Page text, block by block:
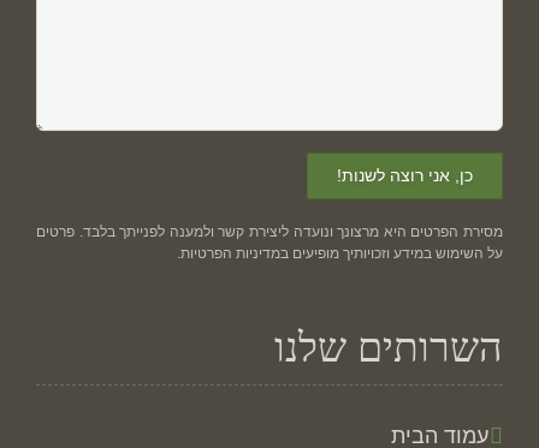
מסירת הפרטים היא מרצונך ונועדה ליצירת קשר ולמענה לפנייתך בלבד. פרטים
על השימוש במידע וזכויותיך מופיעים במדיניות הפרטיות
השרותים שלנו
עמוד הבית